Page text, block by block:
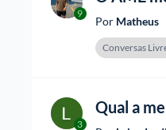
9
Por Matheus
Conversas
3
Qual a